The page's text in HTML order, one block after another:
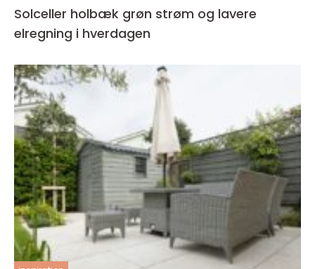
Solceller holbæk grøn strøm og lavere
elregning i hverdagen